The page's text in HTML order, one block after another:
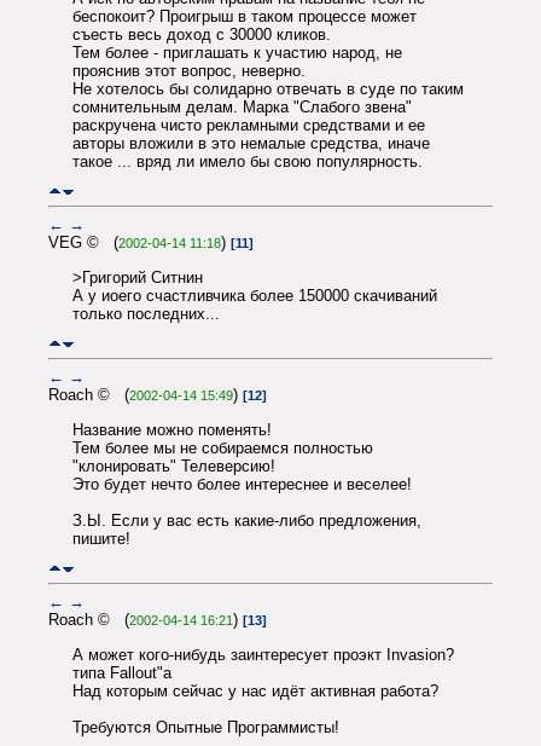
беспокоит? Проигрыш в таком процессе может
съесть весь доход с 30000 кликов.
Тем более - приглашать к участию народ, не
прояснив этот вопрос, неверно.
Не хотелось бы солидарно отвечать в суде по таким
сомнительным делам. Марка "Слабого звена"
раскручена чисто рекламными средствами и ее
авторы вложили в это немалые средства, иначе
такое ... вряд ли имело бы свою популярность.
← →
VEG © (2002-04-14 11:18) [11]
>Григорий Ситнин
А у иоего счастливчика более 150000 скачиваний
только последних...
← →
Roach © (2002-04-14 15:49) [12]
Название можно поменять!
Тем более мы не собираемся полностью
"клонировать" Телеверсию!
Это будет нечто более интереснее и веселее!
З.Ы. Если у вас есть какие-либо предложения,
пишите!
← →
Roach © (2002-04-14 16:21) [13]
А может кого-нибудь заинтересует проэкт Invasion?
типа Fallout"a
Над которым сейчас у нас идёт активная работа?
Требуются Опытные Программисты!